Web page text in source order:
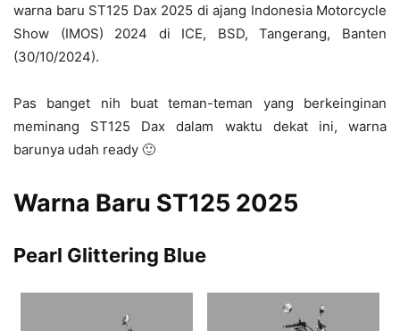
warna baru ST125 Dax 2025 di ajang Indonesia Motorcycle
Show (IMOS) 2024 di ICE, BSD, Tangerang, Banten
(30/10/2024).
Pas banget nih buat teman-teman yang berkeinginan
meminang ST125 Dax dalam waktu dekat ini, warna
barunya udah ready 🙂
Warna Baru ST125 2025
Pearl Glittering Blue